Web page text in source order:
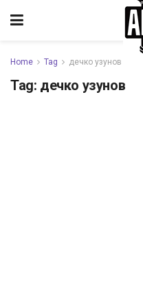
Home Tag дечко узунов
Tag: дечко узунов